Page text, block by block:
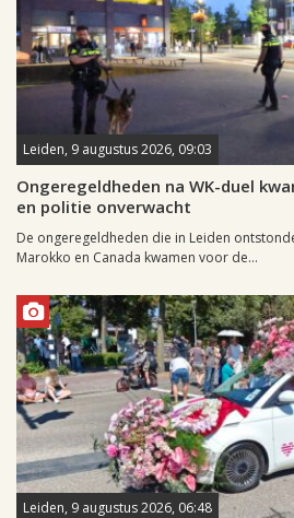
Leiden, 9 augustus 2026, 09:03
Ongeregeldheden na WK-duel
en politie onverwacht
De ongeregeldheden die in Leiden
Marokko en Canada kwamen voor de...
Leiden, 9 augustus 2026, 06:48